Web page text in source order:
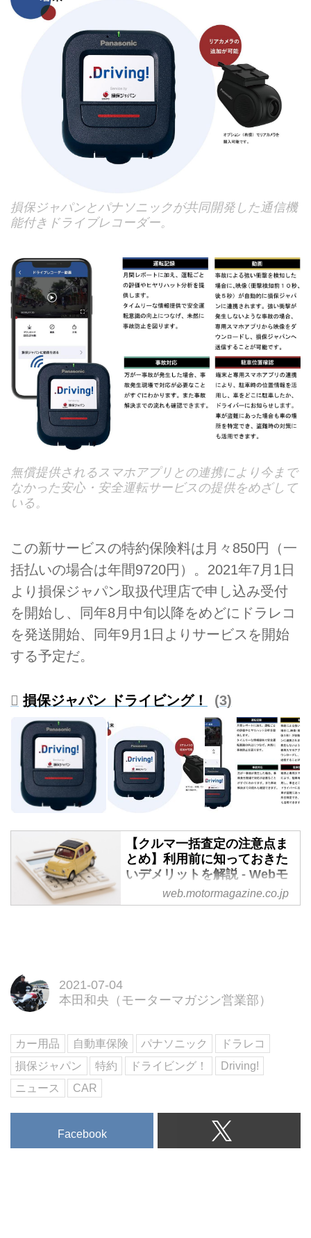
損保ジャパンとパナソニックが共同開発した通信機
能付きドライブレコーダー。
無償提供されるスマホアプリとの連携により今まで
なかった安心・安全運転サービスの提供をめざして
いる。
この新サービスの特約保険料は月々850円（一
括払いの場合は年間9720円）。2021年7月1日
より損保ジャパン取扱代理店で申し込み受付
を開始し、同年8月中旬以降をめどにドラレコ
を発送開始、同年9月1日よりサービスを開始
する予定だ。
損保ジャパン ドライビング！ 3
【クルマ一括査定の注意点ま
とめ】利用前に知っておきた
いデメリットを解説 - Webモ
ーターマガジン
けることができます。
ただ、安易な気持ちで申し込む
とも少なくありません。
クルマの一括査定におけるトラブ
ルを未然に防ぐには、あらかじめ
この記事では、クルマ一括査定を
利用する際の注意点やトラブルを
web.motormagazine.co.jp
2021-07-04
本田和央（モーターマガジン営業部）
カー用品 自動車保険 パナソニック
ドラレコ
損保ジャパン
特約 ドライビング！
Driving!
ニュース
CAR
Facebook